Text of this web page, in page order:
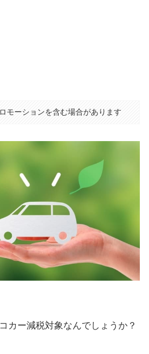
モーションを含む場合があります
カー減税対象なんでしょうか？